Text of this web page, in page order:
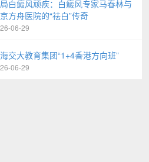
白癜风顽疾：白癜风专家马春林与
方舟医院的“祛白”传奇
06-29
海交大教育集团“1+4香港方向班”
06-29